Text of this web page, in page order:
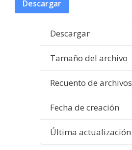
Descargar
Descargar
Tamaño del archivo
Recuento de archivos
Fecha de creación
Última actualización